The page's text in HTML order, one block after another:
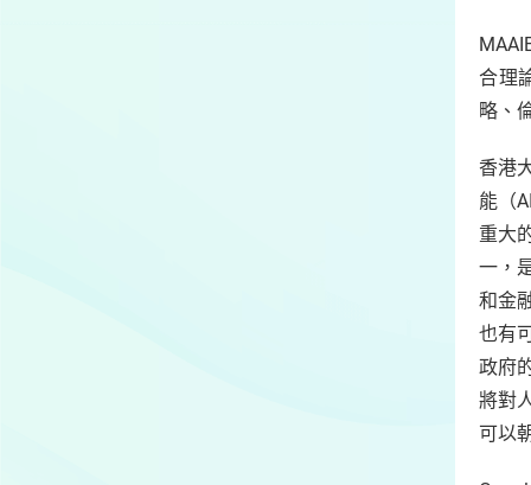
合理
略、
香港
能（
重大
一，
和金
也有
政府
將對
可以